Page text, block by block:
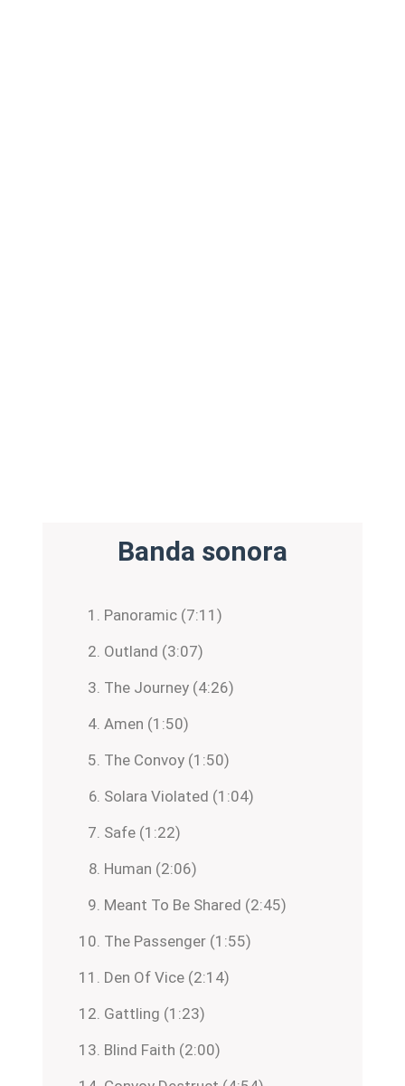
Banda sonora
Panoramic (7:11)
Outland (3:07)
The Journey (4:26)
Amen (1:50)
The Convoy (1:50)
Solara Violated (1:04)
Safe (1:22)
Human (2:06)
Meant To Be Shared (2:45)
The Passenger (1:55)
Den Of Vice (2:14)
Gattling (1:23)
Blind Faith (2:00)